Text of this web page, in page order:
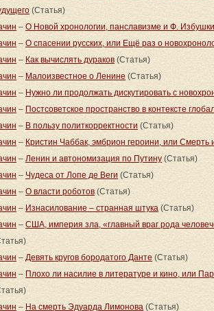
(Статья)
– О Новой хронологии, панславизме и Ф.
– О спасении русских, или Ещё раз о
– Как вычислять дураков (Статья)
– Малоизвестное о Ленине (Статья)
– Нужно ли продолжать дискутировать с
– Постсоветское пространство в контексте
– В пользу политкорректности (Статья)
– Кристин Чаббак, эмбрион героини, или Смерть
– Ленин и автономизация по Путину (Статья)
– Чудеса от Лопе де Веги (Статья)
– О власти роботов (Статья)
– Изнасилование – странная штука (Статья)
– США, империя зла, «главный враг рода
– Девять кругов бородатого Данте (Статья)
– Плохо ли насилие в литературе и кино, или
– На смерть Эдуарда Лимонова (Статья)